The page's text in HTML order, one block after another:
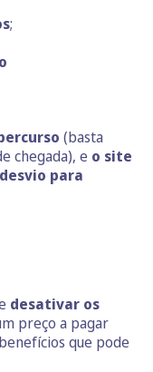
;
(basta
chegada), e o site
para
desativar os
preço a pagar
que pode